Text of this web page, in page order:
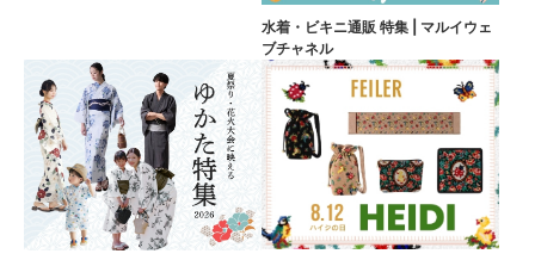
水着・ビキニ通販 特集 | マルイウェ
ブチャネル